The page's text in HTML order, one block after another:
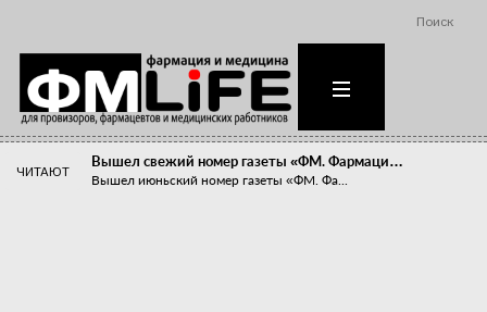
Поиск
ЧИТАЮТ
Вышел свежий номер газеты «ФМ. Фармаци…
Вышел июньский номер газеты «ФМ. Фа...